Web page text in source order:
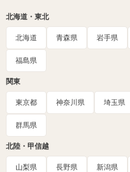
北海道・東北
北海道 青森県 岩手県
福島県
関東
東京都 神奈川県 埼玉県
群馬県
北陸・甲信越
山梨県 長野県 新潟県